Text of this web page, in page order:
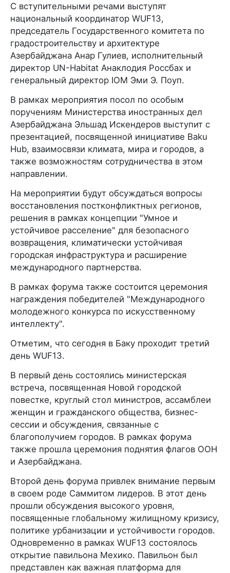
С вступительными речами выступят
национальный координатор WUF13,
председатель Государственного комитета по
градостроительству и архитектуре
Азербайджана Анар Гулиев, исполнительный
директор UN-Habitat Анаклодия Россбах и
генеральный директор IOM Эми Э. Поуп.
В рамках мероприятия посол по особым
поручениям Министерства иностранных дел
Азербайджана Эльшад Искендеров выступит с
презентацией, посвященной инициативе Baku
Hub, взаимосвязи климата, мира и городов, а
также возможностям сотрудничества в этом
направлении.
На мероприятии будут обсуждаться вопросы
восстановления постконфликтных регионов,
решения в рамках концепции "Умное и
устойчивое расселение" для безопасного
возвращения, климатически устойчивая
городская инфраструктура и расширение
международного партнерства.
В рамках форума также состоится церемония
награждения победителей "Международного
молодежного конкурса по искусственному
интеллекту".
Отметим, что сегодня в Баку проходит третий
день WUF13.
В первый день состоялись министерская
встреча, посвященная Новой городской
повестке, круглый стол министров, ассамблеи
женщин и гражданского общества, бизнес-
сессии и обсуждения, связанные с
благополучием городов. В рамках форума
также прошла церемония поднятия флагов ООН
и Азербайджана.
Второй день форума привлек внимание первым
в своем роде Саммитом лидеров. В этот день
прошли обсуждения высокого уровня,
посвященные глобальному жилищному кризису,
политике урбанизации и устойчивости городов.
Одновременно в рамках WUF13 состоялось
открытие павильона Мехико. Павильон был
представлен как важная платформа для